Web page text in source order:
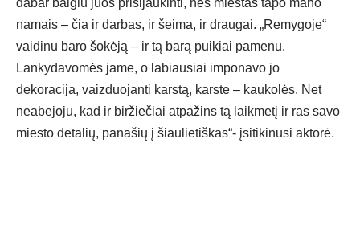
dabar baigiu juos prisijaukinti, nes miestas tapo mano
namais – čia ir darbas, ir šeima, ir draugai. „Remygoje“
vaidinu baro šokėją – ir tą barą puikiai pamenu.
Lankydavomės jame, o labiausiai imponavo jo
dekoracija, vaizduojanti karstą, karste – kaukolės. Net
neabejoju, kad ir biržiečiai atpažins tą laikmetį ir ras savo
miesto detalių, panašių į šiaulietiškas“- įsitikinusi aktorė.